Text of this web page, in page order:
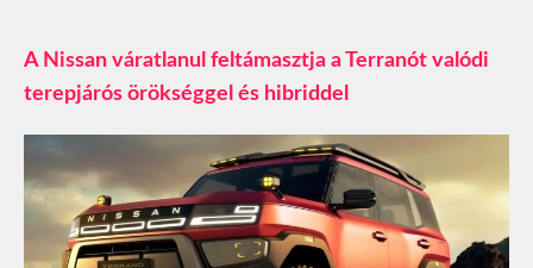
A Nissan váratlanul feltámasztja a Terranót valódi
terepjárós örökséggel és hibriddel